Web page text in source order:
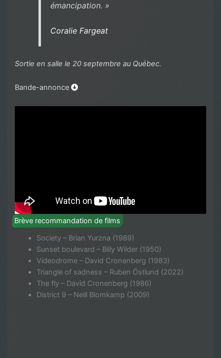
émancipation. »
Coralie Fargeat
Sortie en salle le 20 septembre au Québec.
Bande-annonce
Brève recommandation de films
Society – Brian Yurzna (1989)
Sunset boulevard – Billy Wilder (1950)
Videodrome – David Cronenberg (1983)
Triangle of sadness – Ruben Östlund (2022)
The fly – David Cronenberg (1986)
District 9 – Neill Blomkamp (2009)